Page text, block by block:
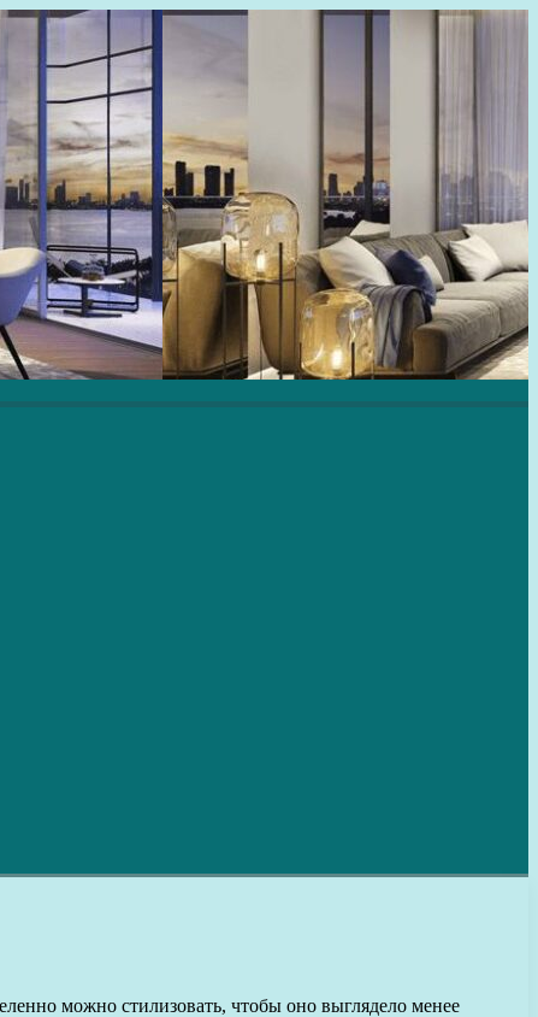
можно стилизовать, чтобы оно выглядело менее